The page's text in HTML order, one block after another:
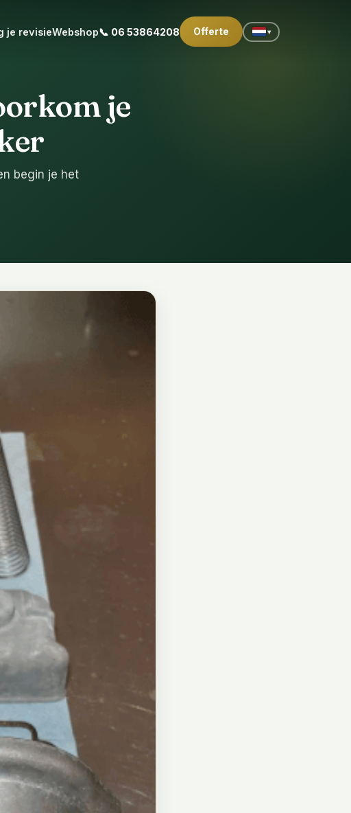
je revisieWebshop📞 06 53864208 Offerte ▾
je
begin je het